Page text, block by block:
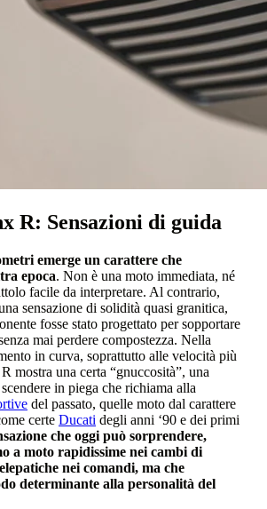
R: Sensazioni di guida
emerge un carattere che
epoca. Non è una moto immediata, né
facile da interpretare. Al contrario,
sensazione di solidità quasi granitica,
fosse stato progettato per sopportare
mai perdere compostezza. Nella
in curva, soprattutto alle velocità più
mostra una certa “gnuccosità”, una
in piega che richiama alla
del passato, quelle moto dal carattere
certe Ducati degli anni ‘90 e dei primi
che oggi può sorprendere,
a moto rapidissime nei cambi di
nei comandi, ma che
determinante alla personalità del